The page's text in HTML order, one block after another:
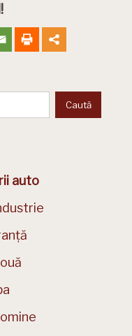
auto